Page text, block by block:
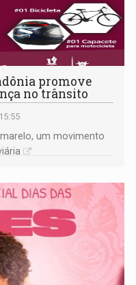
promove
no trânsito
um movimento